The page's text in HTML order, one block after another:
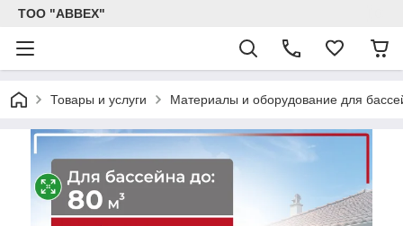
ТОО "ABBEX"
Товары и услуги Материалы и оборудование для